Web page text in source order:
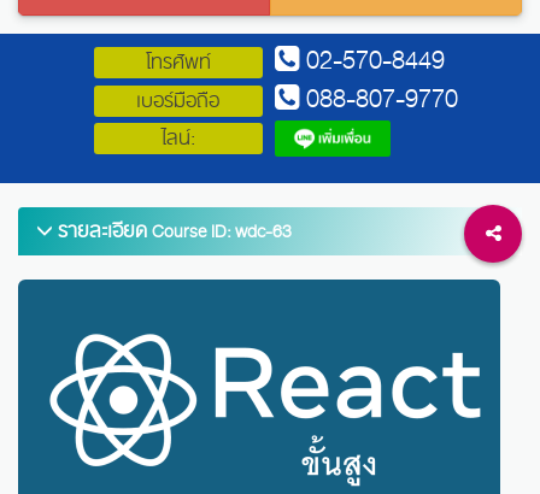
โทรศัพท์ 02-570-8449
เบอร์มือถือ 088-807-9770
ไลน์:
รายละเอียดCourse ID: wdc-63